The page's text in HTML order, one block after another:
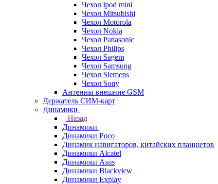
Чехол ipod mini
Чехол Mitsubishi
Чехол Motorola
Чехол Nokia
Чехол Panasonic
Чехол Philips
Чехол Sagem
Чехол Samsung
Чехол Siemens
Чехол Sony
Антенны внешние GSM
Держатель СИМ-карт
Динамики
Назад
Динамики
Динамики Poco
Динамик навигаторов, китайских планшетов
Динамики Alcatel
Динамики Asus
Динамики Blackview
Динамики Explay